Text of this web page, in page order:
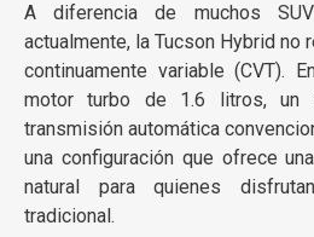
A diferencia de muchos
actualmente, la Tucson Hybrid no
continuamente variable (CVT).
motor turbo de 1.6 litros, un
transmisión automática
una configuración que ofrece
natural para quienes
tradicional.